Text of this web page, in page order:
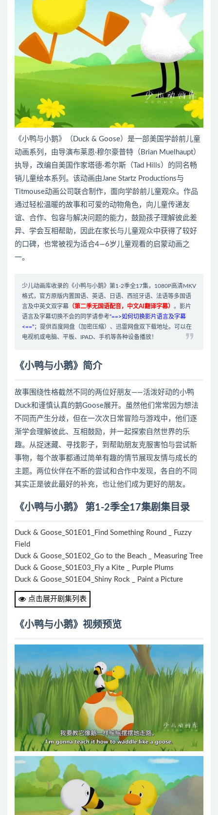
《小鸭与小鹅》（Duck & Goose）是一部美国学龄前儿童
动画系列，由导演布莱恩·穆尔豪普特（Brian Muelhaupt）
执导，改编自美国作家塔德·希尔斯（Tad Hills）的同名畅
销儿童绘本系列。该动画由Jane Startz Productions与
Titmouse动画公司联合制作，面向学龄前儿童观众。作品
通过轻松温暖的故事和可爱的动物角色，向儿童传递友
谊、合作、包容与解决问题的能力，鼓励孩子理解彼此差
异、学会互相帮助，因此在家长与儿童观众中获得了较好
的口碑，也常被视为适合4—6岁儿童观看的启蒙动画之
一。
少儿动画库收录的《小鸭与小鹅》第1-2季全17集，1080P高清MKV
格式，官方原版内置国语、英语、日语、西班牙语、法语等多国语
言及中英文双字幕 （第二季无国语配音，中文AI翻译字幕） 。影片
语言及字幕切换不会的同学请参考“==>如何切换影片语言及字幕
<==”；提供百度网盘（加密压缩）、迅雷网盘双下载地址。可以在
电视机或电脑、平板、IPAD、手机等各种设备播放！
《小鸭与小鹅》简介
故事围绕性格截然不同的两位好朋友——活泼好动的小鸭
Duck和谨慎认真的鹅Goose展开。虽然他们常常因为想法
不同而产生分歧，但在一次次日常冒险与游戏中，他们逐
渐学会理解彼此、互相鼓励，并一起探索自然世界的乐
趣。从捉迷藏、寻找影子，到帮助朋友克服害怕与尝试新
事物，每个故事都通过简单有趣的情节展现友情与成长的
主题。两位伙伴在不断的尝试和合作中发现，各自的不同
其实正是彼此最好的补充，也让他们成为更好的朋友。
《小鸭与小鹅》 第1-2季全17集剧集目录
Duck & Goose_S01E01_Find Something Round _ Fuzzy
Field
Duck & Goose_S01E02_Go to the Beach _ Measuring Tree
Duck & Goose_S01E03_Fly a Kite _ Purple Plums
Duck & Goose_S01E04_Shiny Rock _ Paint a Picture
Duck & Goose_S01E05_Sticky Song _ Build a Playhouse
Duck & Goose_S01E06_Sunrise _ Magic Trick
Legged Race
Duck & Goose_S01E09_When Duck Met Goose
Duck & Goose_S02E01_Follow the Leader _ Shadows
Duck & Goose_S02E02_Thistle’s Beach _ Skunk
Duck & Goose_S02E03_Moose _ Ants
Duck & Goose_S02E04_Dancing Swans _ Cheer Up
Bluebird
Duck & Goose_S02E05_Dragonfly _ Granola Bars
Duck & Goose_S02E06_Thistle’s Quest for the Best _
Beaver’s Sticks
Duck & Goose_S02E07_Bear _ Little Raccoons
Duck & Goose_S02E08_Really Big Rock _ Wing-Ding Leaf
点击展开剧集列表
《小鸭与小鹅》视频预览